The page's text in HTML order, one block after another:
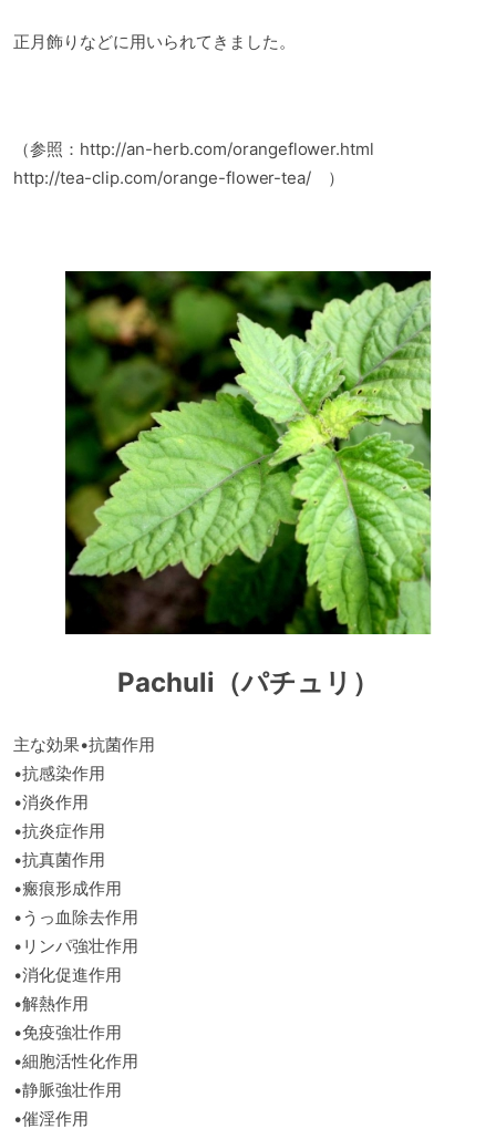
正月飾りなどに用いられてきました。
（参照：http://an-herb.com/orangeflower.html
http://tea-clip.com/orange-flower-tea/ ）
Pachuli（パチュリ）
主な効果•抗菌作用
•抗感染作用
•消炎作用
•抗炎症作用
•抗真菌作用
•瘢痕形成作用
•うっ血除去作用
•リンパ強壮作用
•消化促進作用
•解熱作用
•免疫強壮作用
•細胞活性化作用
•静脈強壮作用
•催淫作用